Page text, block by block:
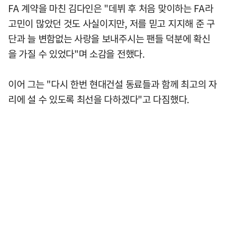
FA 계약을 마친 김다인은 "데뷔 후 처음 맞이하는 FA라
고민이 많았던 것도 사실이지만, 저를 믿고 지지해 준 구
단과 늘 변함없는 사랑을 보내주시는 팬들 덕분에 확신
을 가질 수 있었다"며 소감을 전했다.
이어 그는 "다시 한번 현대건설 동료들과 함께 최고의 자
리에 설 수 있도록 최선을 다하겠다"고 다짐했다.